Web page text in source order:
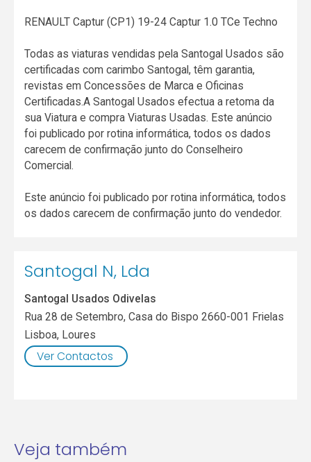
RENAULT Captur (CP1) 19-24 Captur 1.0 TCe Techno
Todas as viaturas vendidas pela Santogal Usados são
certificadas com carimbo Santogal, têm garantia,
revistas em Concessões de Marca e Oficinas
Certificadas.A Santogal Usados efectua a retoma da
sua Viatura e compra Viaturas Usadas. Este anúncio
foi publicado por rotina informática, todos os dados
carecem de confirmação junto do Conselheiro
Comercial.
Este anúncio foi publicado por rotina informática, todos
os dados carecem de confirmação junto do vendedor.
Santogal N, Lda
Santogal Usados Odivelas
Rua 28 de Setembro, Casa do Bispo 2660-001 Frielas
Lisboa, Loures
Ver Contactos
Veja também